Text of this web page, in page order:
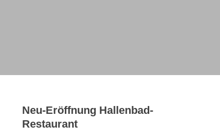
Neu-Eröffnung Hallenbad-
Restaurant